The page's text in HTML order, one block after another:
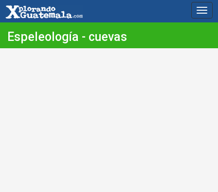
Espeleología - cuevas